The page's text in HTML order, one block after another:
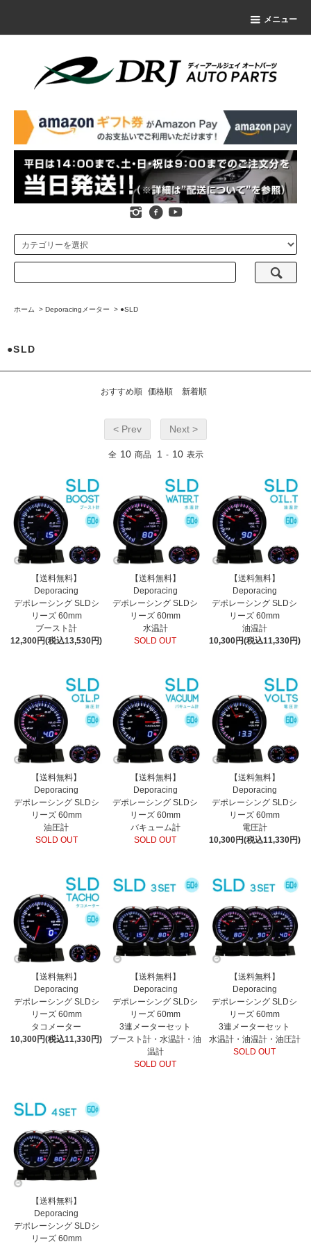
メニュー
ホーム > Deporacingメーター > ●SLD
●SLD
おすすめ順 価格順 新着順
< Prev Next >
全 10 商品 1 - 10 表示
【送料無料】
Deporacing
デポレーシング SLDシ
リーズ 60mm
ブースト計
12,300円(税込13,530円)
【送料無料】
Deporacing
デポレーシング SLDシ
リーズ 60mm
水温計
SOLD OUT
【送料無料】
Deporacing
デポレーシング SLDシ
リーズ 60mm
油温計
10,300円(税込11,330円)
【送料無料】
Deporacing
デポレーシング SLDシ
リーズ 60mm
油圧計
SOLD OUT
【送料無料】
Deporacing
デポレーシング SLDシ
リーズ 60mm
バキューム計
SOLD OUT
【送料無料】
Deporacing
デポレーシング SLDシ
リーズ 60mm
電圧計
10,300円(税込11,330円)
【送料無料】
Deporacing
デポレーシング SLDシ
リーズ 60mm
タコメーター
10,300円(税込11,330円)
【送料無料】
Deporacing
デポレーシング SLDシ
リーズ 60mm
3連メーターセット
ブースト計・水温計・油
温計
SOLD OUT
【送料無料】
Deporacing
デポレーシング SLDシ
リーズ 60mm
3連メーターセット
水温計・油温計・油圧計
SOLD OUT
【送料無料】
Deporacing
デポレーシング SLDシ
リーズ 60mm